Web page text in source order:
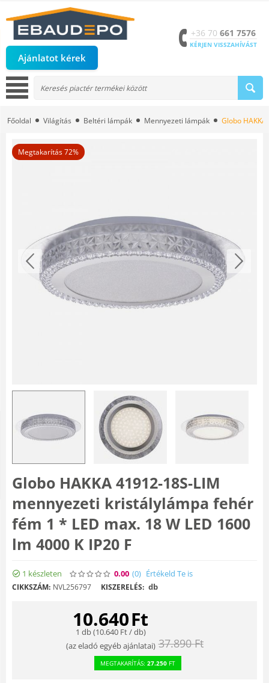
Ajánlatot kérek
+36 70 661 7576
KÉRJEN VISSZAHÍVÁST
Főoldal Világítás Beltéri lámpák Mennyezeti lámpák Globo
Megtakarítás 72%
Globo HAKKA 41912-18S-LIM
mennyezeti kristálylámpa fehér
fém 1 * LED max. 18 W LED 1600
lm 4000 K IP20 F
1 készleten 0.00 (0) Értékeld Te is
CIKKSZÁM: NVL256797 KISZERELÉS: db
10.640Ft
1 db (10.640Ft/ db)
(az eladó egyéb ajánlatai) 37.890 Ft
MEGTAKARÍTÁS: 27.250FT